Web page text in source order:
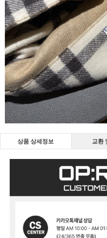
상품 상세정보 교환